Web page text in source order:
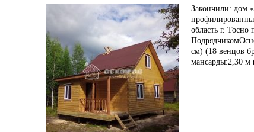
Закончили: дом
область г. Тосно
Подрядчиком
см) (18 венцов
мансарды:2,30 м